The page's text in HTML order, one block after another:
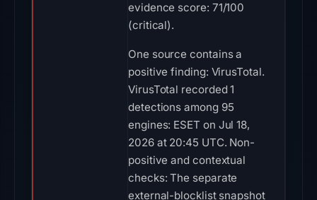
evidence score: 71/100
(critical).
One source contains a
positive finding: VirusTotal.
VirusTotal recorded 1
detections among 95
engines: ESET on Jul 18,
2026 at 20:45 UTC. Non-
positive and contextual
checks: The separate
external-blocklist snapshot